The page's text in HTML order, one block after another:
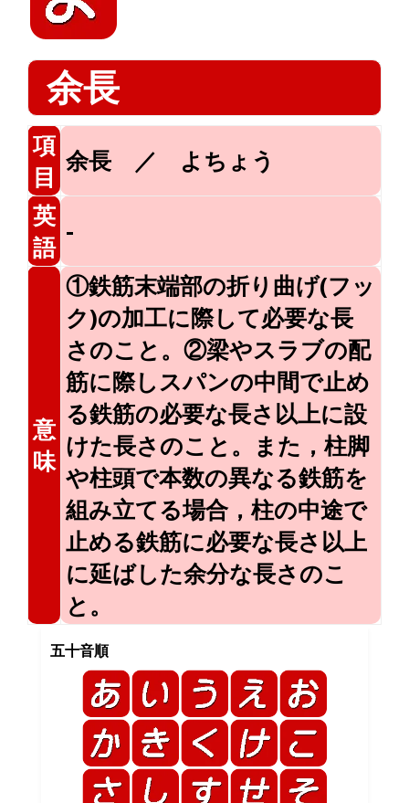
余長
項
目
余長 ／ よちょう
英
語
-
意
味
①鉄筋末端部の折り曲げ(フッ
ク)の加工に際して必要な長
さのこと。②梁やスラブの配
筋に際しスパンの中間で止め
る鉄筋の必要な長さ以上に設
けた長さのこと。また，柱脚
や柱頭で本数の異なる鉄筋を
組み立てる場合，柱の中途で
止める鉄筋に必要な長さ以上
に延ばした余分な長さのこ
と。
五十音順